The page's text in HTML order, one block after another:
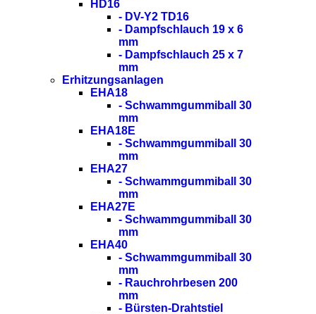
HD16
- DV-Y2 TD16
- Dampfschlauch 19 x 6
mm
- Dampfschlauch 25 x 7
mm
Erhitzungsanlagen
EHA18
- Schwammgummiball 30
mm
EHA18E
- Schwammgummiball 30
mm
EHA27
- Schwammgummiball 30
mm
EHA27E
- Schwammgummiball 30
mm
EHA40
- Schwammgummiball 30
mm
- Rauchrohrbesen 200
mm
- Bürsten-Drahtstiel